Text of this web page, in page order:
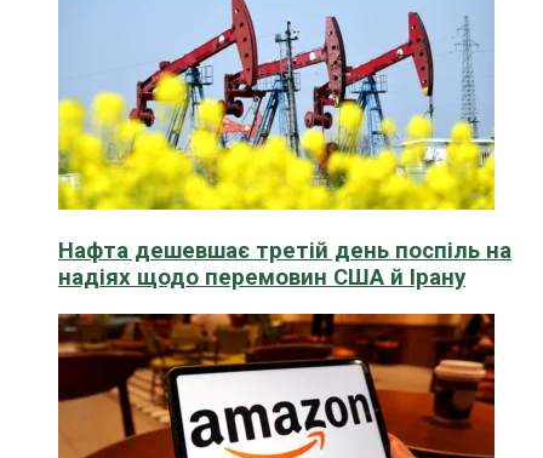
Нафта дешевшає третій день поспіль на
надіях щодо перемовин США й Ірану